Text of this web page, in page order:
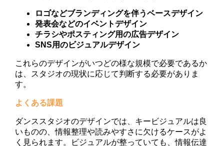
ロゴなどブランディングを伴うベースデザイン
発表会などのイベントデザイン
チラシやポスティング用の広告デザイン
SNS用のビジュアルデザイン
これらのデザインがいつどの様な規模で必要であるか
は、スタジオの現状に応じて判断する必要がありま
す。
よくある課題
ダンススタジオのデザインでは、キービジュアルは良
いものの、情報整理や読みやすさに欠けるケースがよ
く見られます。ビジュアルが整っていても、情報伝達